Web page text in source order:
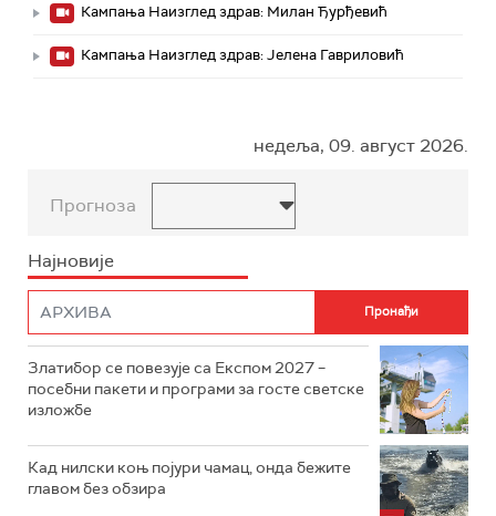
Кампања Наизглед здрав: Милан Ђурђевић
Кампања Наизглед здрав: Јелена Гавриловић
недеља, 09. август 2026.
Прогноза
Најновије
Златибор се повезује са Експом 2027 –
посебни пакети и програми за госте светске
изложбе
Кад нилски коњ појури чамац, онда бежите
главом без обзира